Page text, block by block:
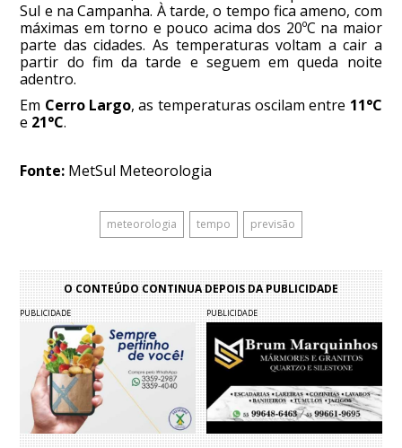
Sul e na Campanha. À tarde, o tempo fica ameno, com
máximas em torno e pouco acima dos 20ºC na maior
parte das cidades. As temperaturas voltam a cair a
partir do fim da tarde e seguem em queda noite
adentro.
Em Cerro Largo, as temperaturas oscilam entre 11°C
e 21°C.
Fonte: MetSul Meteorologia
meteorologia tempo previsão
O CONTEÚDO CONTINUA DEPOIS DA PUBLICIDADE
PUBLICIDADE PUBLICIDADE